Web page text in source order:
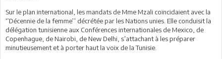
Sur le plan international, les mandats de Mme Mzali coïncidaient avec la
‘’Décennie de la femme’’ décrétée par les Nations unies. Elle conduisit la
délégation tunisienne aux Conférences internationales de Mexico, de
Copenhague, de Nairobi, de New Delhi, s’attachant à les préparer
minutieusement et à porter haut la voix de la Tunisie.